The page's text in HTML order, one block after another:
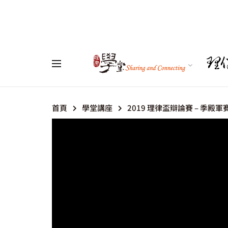
首頁 學堂講座 2019 理律盃辯論賽 – 季殿軍